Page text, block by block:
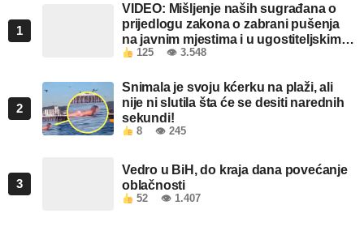
1
VIDEO: Mišljenje naših sugrađana o
prijedlogu zakona o zabrani pušenja
na javnim mjestima i u ugostiteljskim
objektima u FBiH
125 👁 3.548
2
Snimala je svoju kćerku na plaži, ali
nije ni slutila šta će se desiti narednih
sekundi!
8 👁 245
3
Vedro u BiH, do kraja dana povećanje
oblačnosti
52 👁 1.407